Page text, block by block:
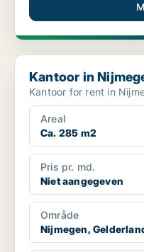
Kantoor in Nijmegen,
Kantoor in
Kantoor for rent in
Areal
Ca. 285 m2
Pris pr. md.
Niet aangegeven
Område
Nijmegen,